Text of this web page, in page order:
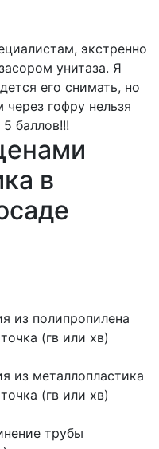
экстренно
унитаза. Я
его снимать, но
гофру нельзя
баллов!!!
в
из полипропилена
(гв или хв)
из металлопластика
(гв или хв)
трубы